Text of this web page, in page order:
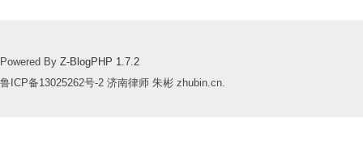
Powered By Z-BlogPHP 1.7.2
鲁ICP备13025262号-2 济南律师 朱彬 zhubin.cn.